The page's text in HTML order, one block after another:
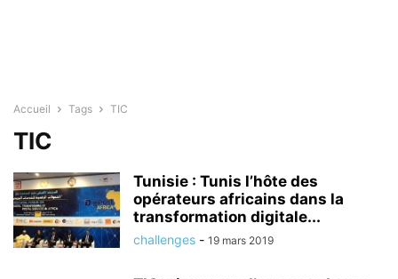
Accueil Tags TIC
TIC
Tunisie : Tunis l’hôte des
opérateurs africains dans la
transformation digitale...
challenges - 19 mars 2019